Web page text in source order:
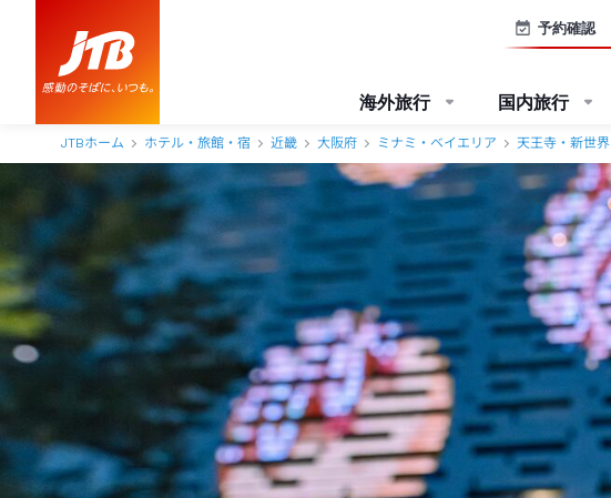
予約確認
海外旅行 国内旅行
JTBホーム ホテル・旅館・宿 近畿 大阪府 ミナミ・ベイエリア 天王寺・新世界